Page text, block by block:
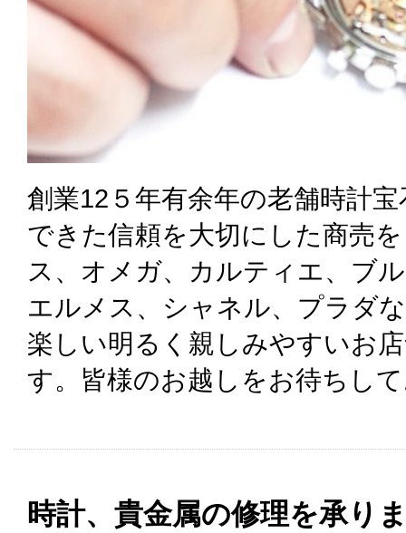
創業12５年有余年の老舗時計
できた信頼を大切にした商売
ス、オメガ、カルティエ、ブ
エルメス、シャネル、プラダ
楽しい明るく親しみやすいお
す。皆様のお越しをお待ちし
時計、貴金属の修理を承り